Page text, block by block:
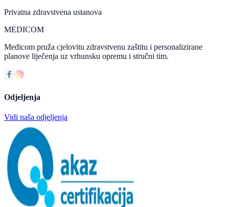
Privatna zdravstvena ustanova
MEDICOM
Medicom pruža cjelovitu zdravstvenu zaštitu i personalizirane
planove liječenja uz vrhunsku opremu i stručni tim.
Odjeljenja
Vidi naša odjeljenja